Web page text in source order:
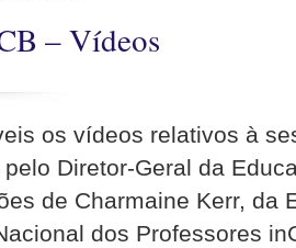
– Vídeos
os vídeos relativos à
Diretor-Geral da
de Charmaine Kerr, da
dos Professores